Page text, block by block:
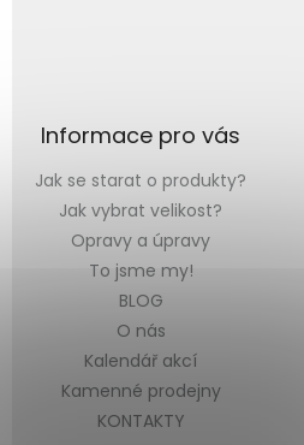
Informace pro vás
Jak se starat o produkty?
Jak vybrat velikost?
Opravy a úpravy
To jsme my!
BLOG
O nás
Kalendář akcí
Kamenné prodejny
KONTAKTY